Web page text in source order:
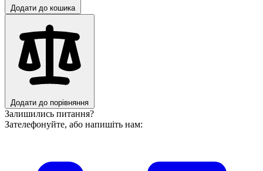
Додати до кошика
Додати до порівняння
Залишились питання?
Зателефонуйте, або напишіть нам: